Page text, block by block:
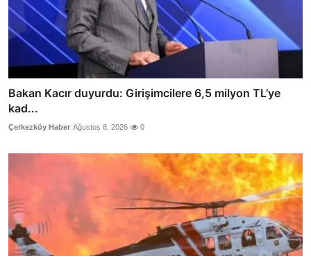
Bakan Kacır duyurdu: Girişimcilere 6,5 milyon TL’ye
kad...
Çerkezköy Haber Ağustos 8, 2026 0